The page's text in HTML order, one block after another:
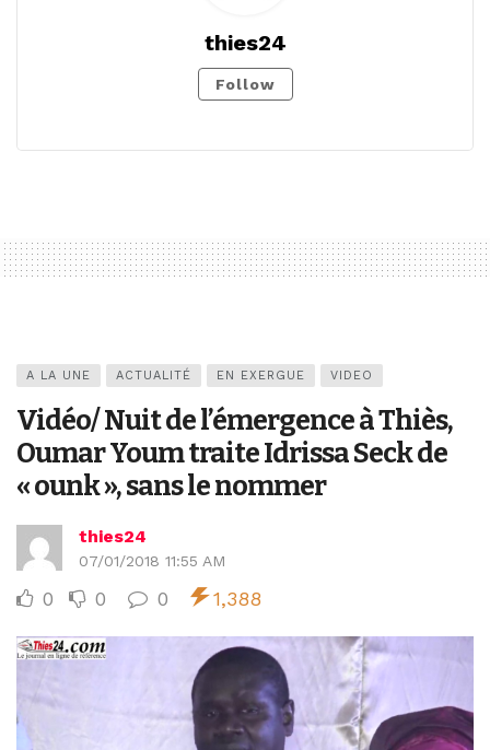
thies24
Follow
A LA UNE ACTUALITÉ EN EXERGUE VIDEO
Vidéo/ Nuit de l’émergence à Thiès,
Oumar Youm traite Idrissa Seck de
« ounk », sans le nommer
thies24
07/01/2018 11:55 AM
0 0 0 1,388